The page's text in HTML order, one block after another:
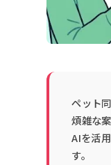
ペット
煩雑な
AIを活
す。